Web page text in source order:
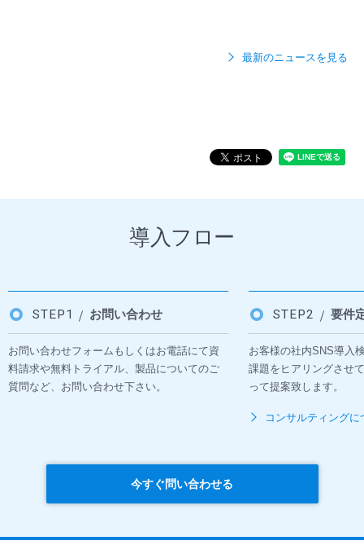
最新のニュースを見る
導入フロー
STEP1 お問い合わせ
お問い合わせフォームもしくはお電話にて資
料請求や無料トライアル、製品についてのご
質問など、お問い合わせ下さい。
STEP2 要件
お客様の社内SNS導入
課題をヒアリングさせ
って提案致します。
コンサルティングに
今すぐ問い合わせる